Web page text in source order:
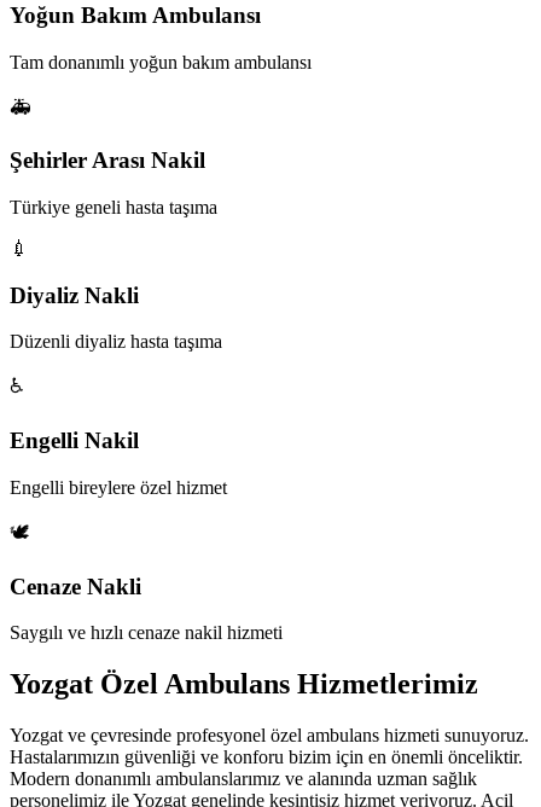
Yoğun Bakım Ambulansı
Tam donanımlı yoğun bakım ambulansı
🚑
Şehirler Arası Nakil
Türkiye geneli hasta taşıma
💉
Diyaliz Nakli
Düzenli diyaliz hasta taşıma
♿
Engelli Nakil
Engelli bireylere özel hizmet
🕊️
Cenaze Nakli
Saygılı ve hızlı cenaze nakil hizmeti
Yozgat Özel Ambulans Hizmetlerimiz
Yozgat ve çevresinde profesyonel özel ambulans hizmeti sunuyoruz.
Hastalarımızın güvenliği ve konforu bizim için en önemli önceliktir.
Modern donanımlı ambulanslarımız ve alanında uzman sağlık
personelimiz ile Yozgat genelinde kesintisiz hizmet veriyoruz. Acil